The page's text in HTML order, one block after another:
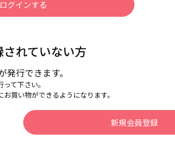
れていない方
行できます。
て下さい。
買い物ができるようになります。